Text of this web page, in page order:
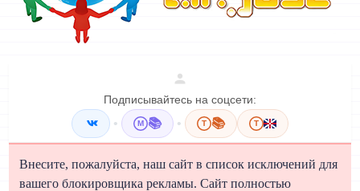
Подписывайтесь на соцсети:
• M 📚 • T 📚 T
Внесите, пожалуйста, наш сайт в список исключений для
вашего блокировщика рекламы. Сайт полностью